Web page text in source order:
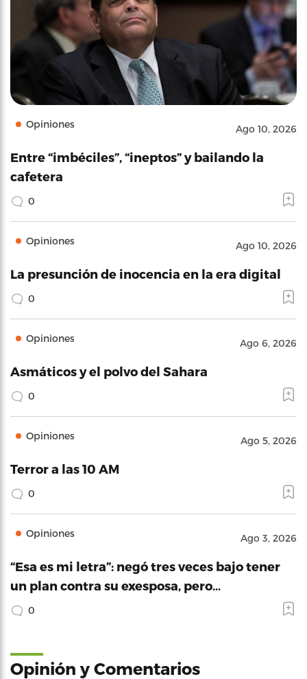
Opiniones Ago 10, 2026
Entre “imbéciles”, “ineptos” y bailando la
cafetera
0
Opiniones Ago 10, 2026
La presunción de inocencia en la era digital
0
Opiniones Ago 6, 2026
Asmáticos y el polvo del Sahara
0
Opiniones Ago 5, 2026
Terror a las 10 AM
0
Opiniones Ago 3, 2026
“Esa es mi letra”: negó tres veces bajo tener
un plan contra su exesposa, pero…
0
Opinión y Comentarios